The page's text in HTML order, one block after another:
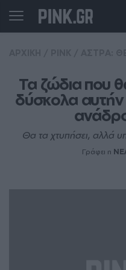
Τα ζώδια που
δύσκολα
Θα τα χτυπήσει, αλλά
Γράφει η